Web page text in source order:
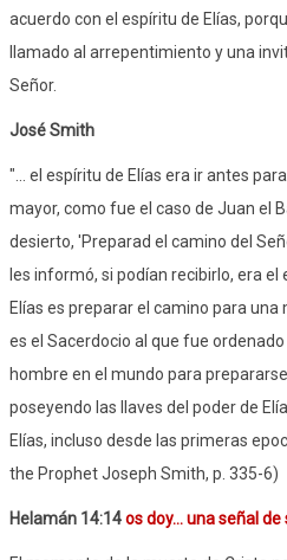
acuerdo con el espíritu de Elías,
llamado al arrepentimiento y una
Señor.
José Smith
"... el espíritu de Elías era ir antes
mayor, como fue el caso de Juan el
desierto, 'Preparad el camino del
les informó, si podían recibirlo, era el
Elías es preparar el camino para una
es el Sacerdocio al que fue
hombre en el mundo para
poseyendo las llaves del poder de
Elías, incluso desde las primeras
the Prophet Joseph Smith, p. 335-6)
Helamán 14:14os doy... una señal